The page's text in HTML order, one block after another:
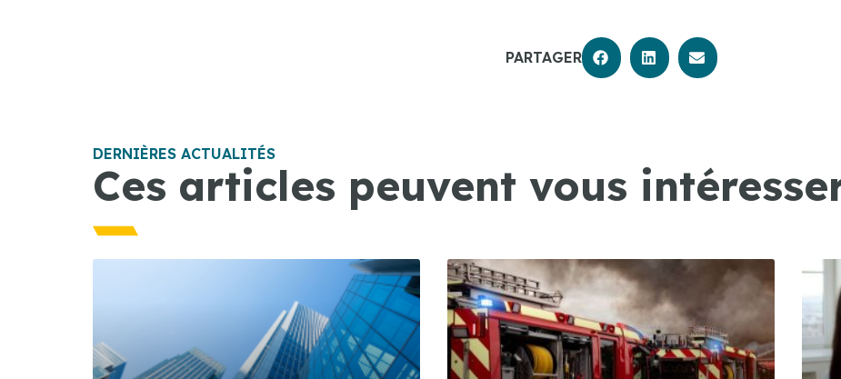
PARTAGER
DERNIÈRES ACTUALITÉS
Ces articles peuvent vous